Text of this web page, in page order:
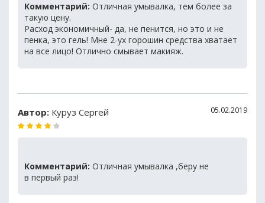
Комментарий: Отличная умывалка, тем более за
такую цену.
Расход экономичный- да, не пенится, но это и не
пенка, это гель! Мне 2-ух горошин средства хватает
на все лицо! Отлично смывает макияж.
Автор: Куруз Сергей 05.02.2019
Комментарий: Отличная умывалка ,беру не
в первый раз!